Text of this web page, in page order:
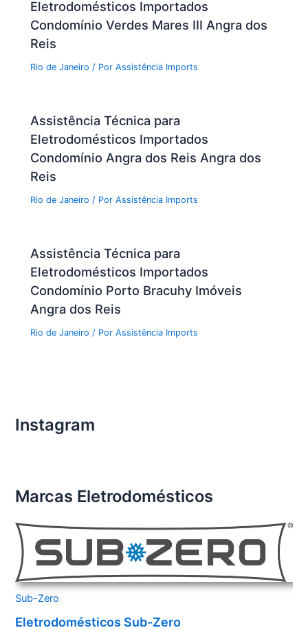
Eletrodomésticos Importados
Condomínio Verdes Mares III Angra dos
Reis
Rio de Janeiro / PorAssistência Imports
Assistência Técnica para
Eletrodomésticos Importados
Condomínio Angra dos Reis Angra dos
Reis
Rio de Janeiro / PorAssistência Imports
Assistência Técnica para
Eletrodomésticos Importados
Condomínio Porto Bracuhy Imóveis
Angra dos Reis
Rio de Janeiro / PorAssistência Imports
Instagram
Marcas Eletrodomésticos
Sub-Zero
Eletrodomésticos Sub-Zero